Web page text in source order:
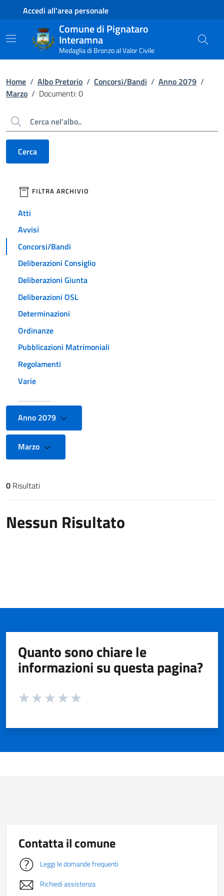
Contenuto principale
Piede di paginaAccedi all'area personale
Comune di Pignataro
Interamna
Medaglia di Bronzo al Valor Civile
Home / Albo Pretorio / Concorsi/Bandi / Anno 2079 /
Marzo / Documenti: 0
Cerca
Cerca
filtri da applicare
FILTRA ARCHIVIO
Atti
Avvisi
Concorsi/Bandi
Deliberazioni Consiglio
Deliberazioni Giunta
Deliberazioni OSL
Determinazioni
Ordinanze
Pubblicazioni Matrimoniali
Regolamenti
Varie
Anno 2079
Marzo
Risultati di ricerca
0 Risultati
Nessun Risultato
Quanto sono chiare le
informazioni su questa pagina?
Valuta da 1 a 5 stelle la pagina
Contatta il comune
Leggi le domande frequenti
Richiedi assistenza